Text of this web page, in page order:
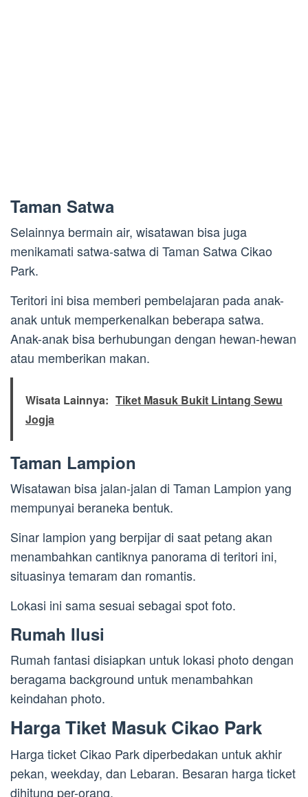
Taman Satwa
Selainnya bermain air, wisatawan bisa juga
menikamati satwa-satwa di Taman Satwa Cikao
Park.
Teritori ini bisa memberi pembelajaran pada anak-
anak untuk memperkenalkan beberapa satwa.
Anak-anak bisa berhubungan dengan hewan-hewan
atau memberikan makan.
Wisata Lainnya: Tiket Masuk Bukit Lintang Sewu
Jogja
Taman Lampion
Wisatawan bisa jalan-jalan di Taman Lampion yang
mempunyai beraneka bentuk.
Sinar lampion yang berpijar di saat petang akan
menambahkan cantiknya panorama di teritori ini,
situasinya temaram dan romantis.
Lokasi ini sama sesuai sebagai spot foto.
Rumah Ilusi
Rumah fantasi disiapkan untuk lokasi photo dengan
beragama background untuk menambahkan
keindahan photo.
Harga Tiket Masuk Cikao Park
Harga ticket Cikao Park diperbedakan untuk akhir
pekan, weekday, dan Lebaran. Besaran harga ticket
dihitung per-orang.